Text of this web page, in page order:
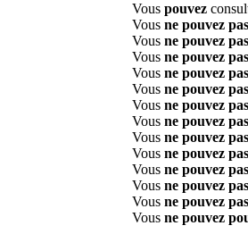
Vous pouvez
Vous ne pouvez pas
Vous ne pouvez pas
Vous ne pouvez pas
Vous ne pouvez pas
Vous ne pouvez pas
Vous ne pouvez pas
Vous ne pouvez pas
Vous ne pouvez pas
Vous ne pouvez pas
Vous ne pouvez pas
Vous ne pouvez pas
Vous ne pouvez pas
Vous ne pouvez